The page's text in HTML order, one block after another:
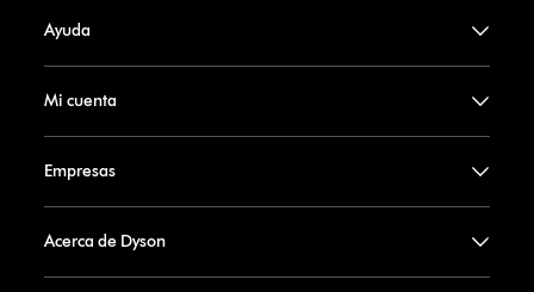
Ayuda
Mi cuenta
Empresas
Acerca de Dyson